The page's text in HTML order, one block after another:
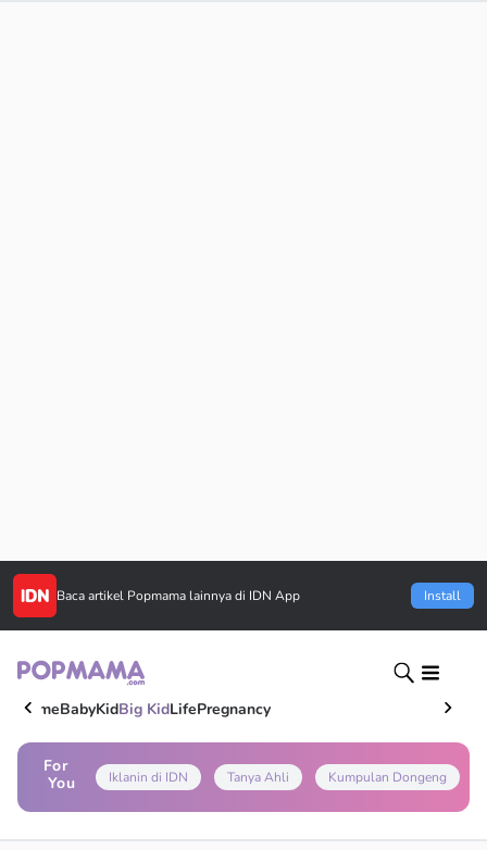
Baca artikel Popmama lainnya di IDN App Install
HomeBabyKidBig KidLifePregnancy
For
You
Iklanin di IDN Tanya Ahli Kumpulan Dongeng